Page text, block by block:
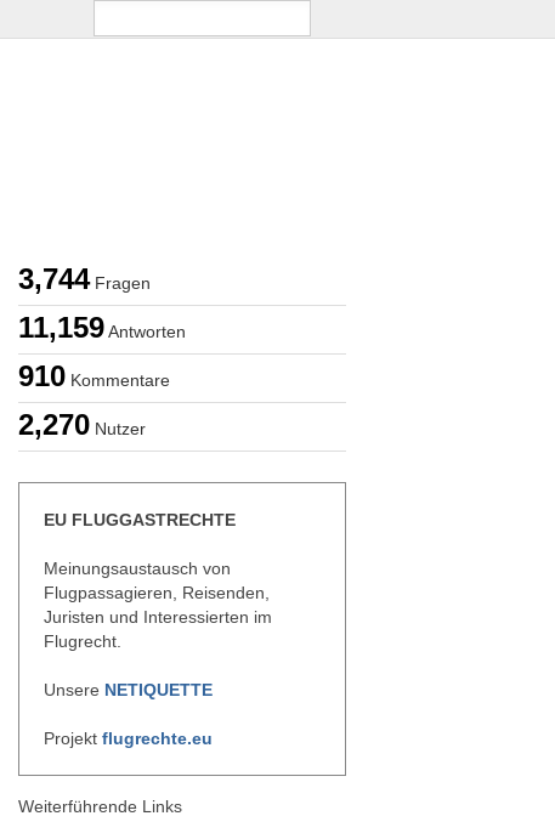
3,744Fragen
11,159Antworten
910 Kommentare
2,270 Nutzer
EU FLUGGASTRECHTE
Meinungsaustausch von
Flugpassagieren, Reisenden,
Juristen und Interessierten im
Flugrecht.
Unsere NETIQUETTE
Projekt flugrechte.eu
Weiterführende Links